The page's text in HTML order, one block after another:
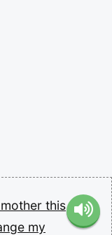
this
my